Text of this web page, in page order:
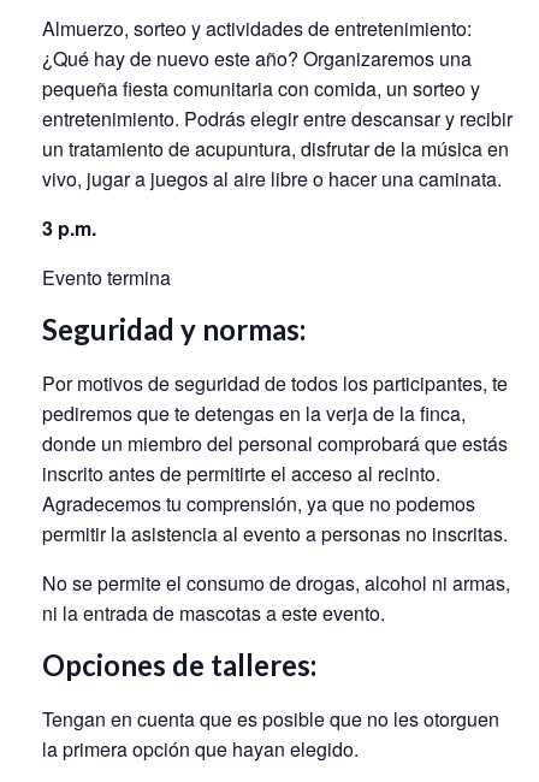
Almuerzo, sorteo y actividades de entretenimiento:
¿Qué hay de nuevo este año? Organizaremos una
pequeña fiesta comunitaria con comida, un sorteo y
entretenimiento. Podrás elegir entre descansar y recibir
un tratamiento de acupuntura, disfrutar de la música en
vivo, jugar a juegos al aire libre o hacer una caminata.
3 p.m.
Evento termina
Seguridad y normas:
Por motivos de seguridad de todos los participantes, te
pediremos que te detengas en la verja de la finca,
donde un miembro del personal comprobará que estás
inscrito antes de permitirte el acceso al recinto.
Agradecemos tu comprensión, ya que no podemos
permitir la asistencia al evento a personas no inscritas.
No se permite el consumo de drogas, alcohol ni armas,
ni la entrada de mascotas a este evento.
Opciones de talleres:
Tengan en cuenta que es posible que no les otorguen
la primera opción que hayan elegido.